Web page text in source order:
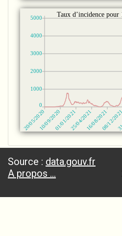
Source : data.gouv.fr
A propos ...